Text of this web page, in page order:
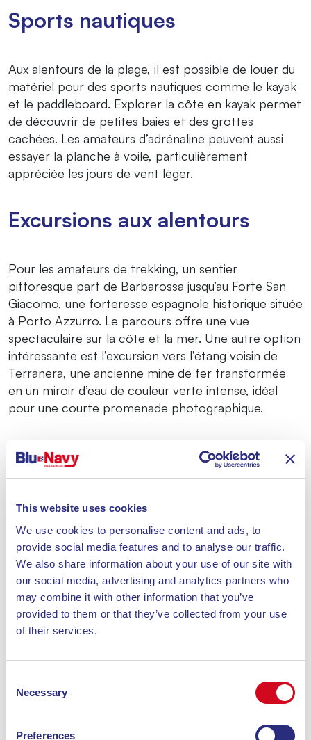
This website uses cookies
We use cookies to personalise content and ads, to
provide social media features and to analyse our traffic.
We also share information about your use of our site with
our social media, advertising and analytics partners who
may combine it with other information that you’ve
provided to them or that they’ve collected from your use
of their services.
Selection
Necessary
Preferences
Sports nautiques
Aux alentours de la plage, il est possible de louer du
matériel pour des sports nautiques comme le kayak
et le paddleboard. Explorer la côte en kayak permet
de découvrir de petites baies et des grottes
cachées. Les amateurs d’adrénaline peuvent aussi
essayer la planche à voile, particulièrement
appréciée les jours de vent léger.
Excursions aux alentours
Pour les amateurs de trekking, un sentier
pittoresque part de Barbarossa jusqu’au Forte San
Giacomo, une forteresse espagnole historique située
à Porto Azzurro. Le parcours offre une vue
spectaculaire sur la côte et la mer. Une autre option
intéressante est l’excursion vers l’étang voisin de
Terranera, une ancienne mine de fer transformée
en un miroir d’eau de couleur verte intense, idéal
pour une courte promenade photographique.
Services disponibles à la